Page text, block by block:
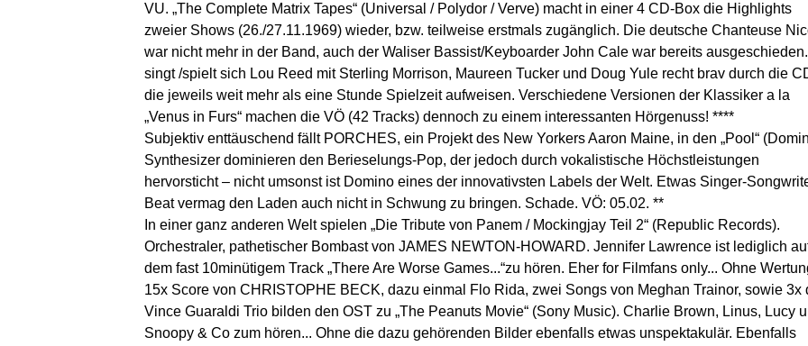
VU. „The Complete Matrix Tapes“ (Universal / Polydor / Verve) macht in einer 4 CD-Box die Highlights
zweier Shows (26./27.11.1969) wieder, bzw. teilweise erstmals zugänglich. Die deutsche Chanteuse
war nicht mehr in der Band, auch der Waliser Bassist/Keyboarder John Cale war bereits
singt /spielt sich Lou Reed mit Sterling Morrison, Maureen Tucker und Doug Yule recht brav durch die
die jeweils weit mehr als eine Stunde Spielzeit aufweisen. Verschiedene Versionen der Klassiker a la
„Venus in Furs“ machen die VÖ (42 Tracks) dennoch zu einem interessanten Hörgenuss! ****
Subjektiv enttäuschend fällt PORCHES, ein Projekt des New Yorkers Aaron Maine, in den „Pool“
Synthesizer dominieren den Berieselungs-Pop, der jedoch durch vokalistische Höchstleistungen
hervorsticht – nicht umsonst ist Domino eines der innovativsten Labels der Welt. Etwas Singer-
Beat vermag den Laden auch nicht in Schwung zu bringen. Schade. VÖ: 05.02. **
In einer ganz anderen Welt spielen „Die Tribute von Panem / Mockingjay Teil 2“ (Republic Records).
Orchestraler, pathetischer Bombast von JAMES NEWTON-HOWARD. Jennifer Lawrence ist lediglich
dem fast 10minütigem Track „There Are Worse Games...“zu hören. Eher for Filmfans only... Ohne
15x Score von CHRISTOPHE BECK, dazu einmal Flo Rida, zwei Songs von Meghan Trainor, sowie 3x
Vince Guaraldi Trio bilden den OST zu „The Peanuts Movie“ (Sony Music). Charlie Brown, Linus, Lucy
Snoopy & Co zum hören... Ohne die dazu gehörenden Bilder ebenfalls etwas unspektakulär. Ebenfalls